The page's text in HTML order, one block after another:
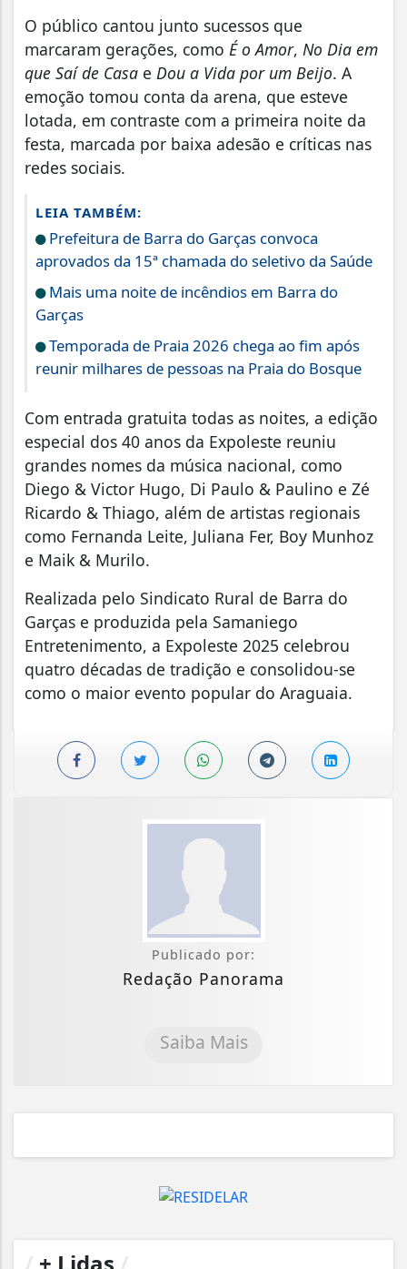
O público cantou junto sucessos que
marcaram gerações, como É o Amor, No Dia em
que Saí de Casa e Dou a Vida por um Beijo. A
emoção tomou conta da arena, que esteve
lotada, em contraste com a primeira noite da
festa, marcada por baixa adesão e críticas nas
redes sociais.
LEIA TAMBÉM:
Prefeitura de Barra do Garças convoca
aprovados da 15ª chamada do seletivo da Saúde
Mais uma noite de incêndios em Barra do
Garças
Temporada de Praia 2026 chega ao fim após
reunir milhares de pessoas na Praia do Bosque
Com entrada gratuita todas as noites, a edição
especial dos 40 anos da Expoleste reuniu
grandes nomes da música nacional, como
Diego & Victor Hugo, Di Paulo & Paulino e Zé
Ricardo & Thiago, além de artistas regionais
como Fernanda Leite, Juliana Fer, Boy Munhoz
e Maik & Murilo.
Realizada pelo Sindicato Rural de Barra do
Garças e produzida pela Samaniego
Entretenimento, a Expoleste 2025 celebrou
quatro décadas de tradição e consolidou-se
como o maior evento popular do Araguaia.
Publicado por:
Redação Panorama
Saiba Mais
+ Lidas